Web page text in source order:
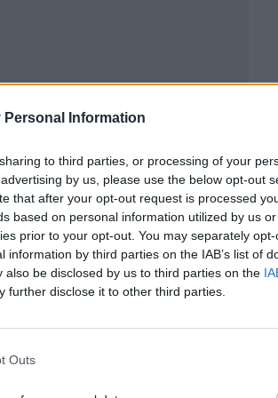
Personal Information
to third parties, or processing of your
by us, please use the below opt-out
that after your opt-out request is processed
based on personal information utilized by us
prior to your opt-out. You may separately
by third parties on the IAB’s list of
be disclosed by us to third parties on the
further disclose it to other third parties.
Outs
ha detallado algunos de